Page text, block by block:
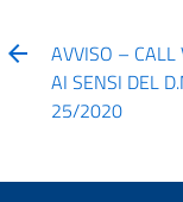
AVVISO – CALL
AI SENSI DEL
25/2020